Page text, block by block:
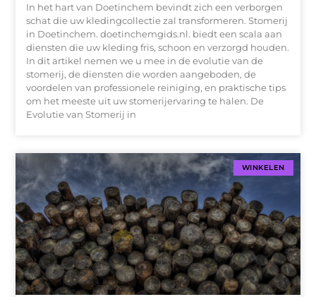
In het hart van Doetinchem bevindt zich een verborgen
schat die uw kledingcollectie zal transformeren. Stomerij
in Doetinchem. doetinchemgids.nl. biedt een scala aan
diensten die uw kleding fris, schoon en verzorgd houden.
In dit artikel nemen we u mee in de evolutie van de
stomerij, de diensten die worden aangeboden, de
voordelen van professionele reiniging, en praktische tips
om het meeste uit uw stomerijervaring te halen. De
Evolutie van Stomerij in
WINKELEN